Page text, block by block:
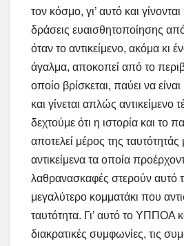
τον κόσμο, γι’ αυτό και
δράσεις ευαισθητοποίησης
όταν το αντικείμενο, ακόμα κι
άγαλμα, αποκοπεί από το
οποίο βρίσκεται, παύει να είναι
και γίνεται απλώς αντικείμενο
δεχτούμε ότι η ιστορία και το
αποτελεί μέρος της
αντικείμενα τα οποία
λαθρανασκαφές στερούν αυτό
μεγαλύτερο κομματάκι που
ταυτότητα. Γι’ αυτό το ΥΠΠΟΑ
διακρατικές συμφωνίες, τις